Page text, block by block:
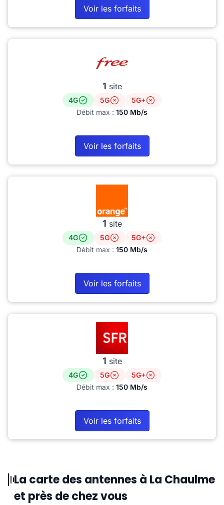
Voir les forfaits
1 site
4G 5G
5G+
Débit max : 150 Mb/s
Voir les forfaits
1 site
4G 5G
5G+
Débit max : 150 Mb/s
Voir les forfaits
1 site
4G 5G
5G+
Débit max : 150 Mb/s
Voir les forfaits
La carte des antennes à La Chaulme
et près de chez vous